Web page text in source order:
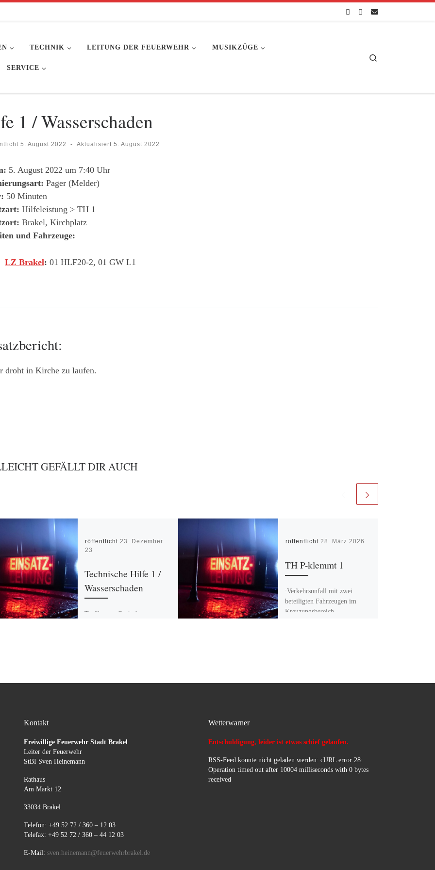
TECHNIK LEITUNG DER FEUERWEHR MUSIKZÜGE
SERVICE
1 / Wasserschaden
5. August 2022 - Aktualisiert 5. August 2022
5. August 2022 um 7:40 Uhr
Pager (Melder)
50 Minuten
Hilfeleistung > TH 1
Brakel, Kirchplatz
und Fahrzeuge:
LZ Brakel: 01 HLF20-2, 01 GW L1
droht in Kirche zu laufen.
GEFÄLLT DIR AUCH
Veröffentlicht23. Dezember
2023
Technische Hilfe 1 /
Wasserschaden
Treffen am Gerätehaus,
Veröffentlicht 28. März 2026
TH P-klemmt 1
:Verkehrsunfall mit zwei
beteiligten Fahrzeugen im
Kreuzungsbereich
Kontakt
Freiwillige Feuerwehr Stadt Brakel
Leiter der Feuerwehr
StBI Sven Heinemann
Rathaus
Am Markt 12
33034 Brakel
Telefon: +49 52 72 / 360 – 12 03
Telefax: +49 52 72 / 360 – 44 12 03
E-Mail: sven.heinemann@feuerwehrbrakel.de
Wetterwarner
Entschuldigung, leider ist etwas schief gelaufen.
RSS-Feed konnte nicht geladen werden: cURL error 28:
Operation timed out after 10004 milliseconds with 0 bytes
received